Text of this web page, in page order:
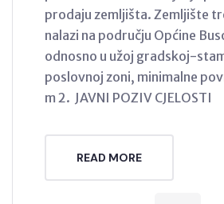
prodaju zemljišta. Zemljište
nalazi na području Općine
odnosno u užoj gradskoj-
poslovnoj zoni, minimalne
m 2. JAVNI POZIV CJELOSTI
READ MORE